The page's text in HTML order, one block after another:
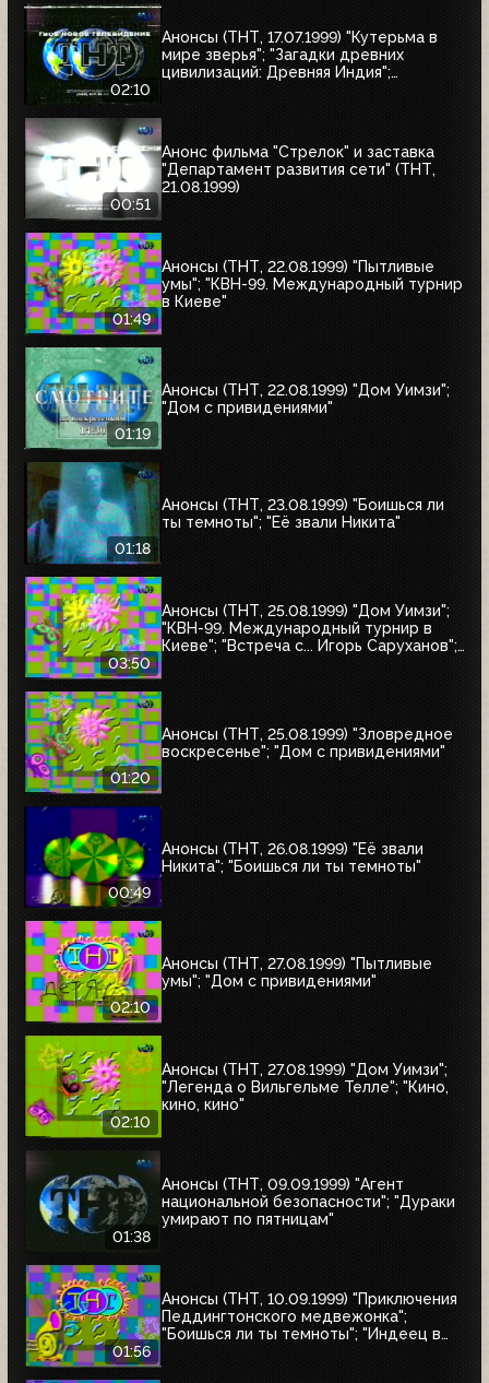
02:10
Анонсы (ТНТ, 17.07.1999) "Кутерьма в
мире зверья"; "Загадки древних
цивилизаций: Древняя Индия";
00:51
Анонс фильма "Стрелок" и заставка
"Департамент развития сети" (ТНТ,
21.08.1999)
01:49
Анонсы (ТНТ, 22.08.1999) "Пытливые
умы"; "КВН-99. Международный турнир
в Киеве"
01:19
Анонсы (ТНТ, 22.08.1999) "Дом Уимзи";
"Дом с привидениями"
01:18
Анонсы (ТНТ, 23.08.1999) "Боишься ли
ты темноты"; "Её звали Никита"
03:50
Анонсы (ТНТ, 25.08.1999) "Дом Уимзи";
"КВН-99. Международный турнир в
Киеве"; "Встреча с... Игорь Саруханов";
01:20
Анонсы (ТНТ, 25.08.1999) "Зловредное
воскресенье"; "Дом с привидениями"
00:49
Анонсы (ТНТ, 26.08.1999) "Её звали
Никита"; "Боишься ли ты темноты"
02:10
Анонсы (ТНТ, 27.08.1999) "Пытливые
умы"; "Дом с привидениями"
02:10
Анонсы (ТНТ, 27.08.1999) "Дом Уимзи";
"Легенда о Вильгельме Телле"; "Кино,
кино, кино"
01:38
Анонсы (ТНТ, 09.09.1999) "Агент
национальной безопасности"; "Дураки
умирают по пятницам"
01:56
Анонсы (ТНТ, 10.09.1999) "Приключения
Педдингтонского медвежонка";
"Боишься ли ты темноты"; "Индеец в